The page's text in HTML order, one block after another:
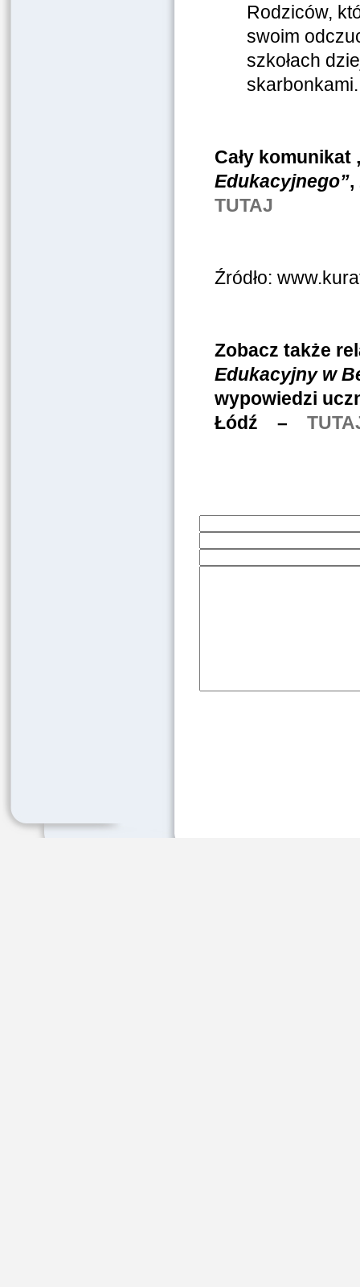
Rodziców,
swoim
szkołach
Cały komunikat
Edukacyjnego”,
TUTAJ
Źródło:
Zobacz także
Edukacyjny w
wypowiedzi
Łódź –